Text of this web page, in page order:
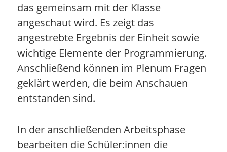
das gemeinsam mit der Klasse
angeschaut wird. Es zeigt das
angestrebte Ergebnis der Einheit sowie
wichtige Elemente der Programmierung.
Anschließend können im Plenum Fragen
geklärt werden, die beim Anschauen
entstanden sind.
In der anschließenden Arbeitsphase
bearbeiten die Schüler:innen die